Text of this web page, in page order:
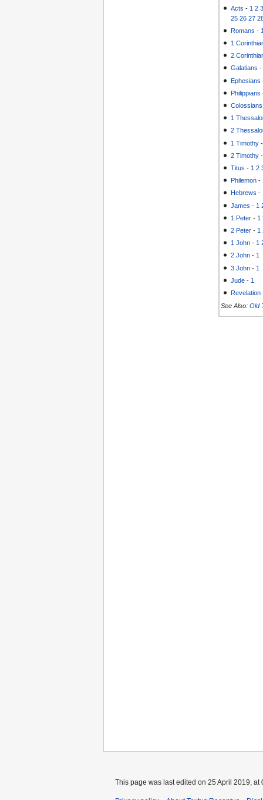
Acts - 1 2
25 26 27
Romans -
1
2
Galatians
Ephesians
Philippians
Colossians
1
2
1 Timothy
2 Timothy
Titus - 1 2
Philemon -
Hebrews -
James - 1
1 Peter - 1
2 Peter - 1
1 John - 1
2 John -1
3 John - 1
Jude - 1
Revelation
See Also: Old
This page was last edited on 25 April 2019, at